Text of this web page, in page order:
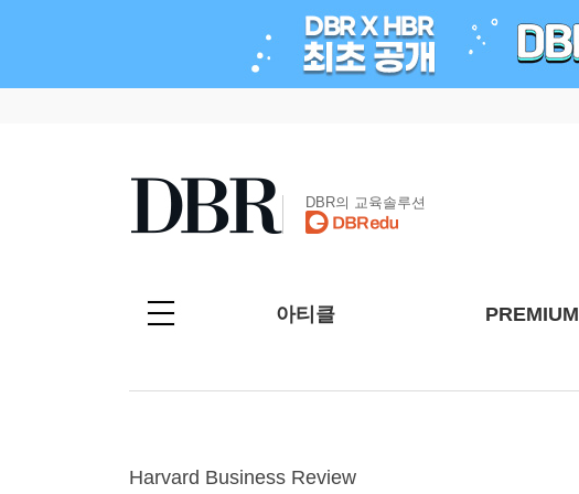
DBR의 교육솔루션
아티클 PREMIUM
Harvard Business Review